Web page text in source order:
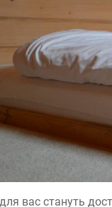
вас стануть